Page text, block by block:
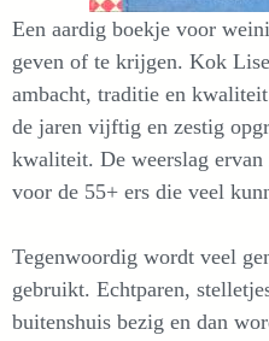
Een aardig boekje voor
geven of te krijgen. Kok
ambacht, traditie en
de jaren vijftig en zestig
kwaliteit. De weerslag
voor de 55+ ers die veel
Tegenwoordig wordt veel
gebruikt. Echtparen,
buitenshuis bezig en dan